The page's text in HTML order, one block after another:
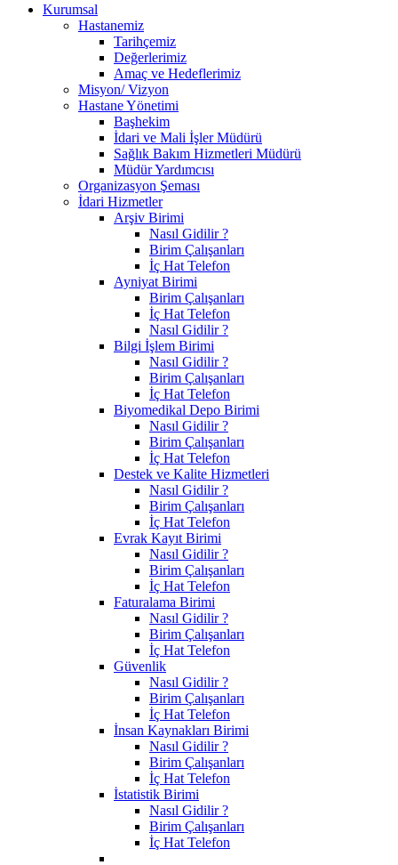
Kurumsal
Hastanemiz
Tarihçemiz
Değerlerimiz
Amaç ve Hedeflerimiz
Misyon/ Vizyon
Hastane Yönetimi
Başhekim
İdari ve Mali İşler Müdürü
Sağlık Bakım Hizmetleri Müdürü
Müdür Yardımcısı
Organizasyon Şeması
İdari Hizmetler
Arşiv Birimi
Nasıl Gidilir ?
Birim Çalışanları
İç Hat Telefon
Ayniyat Birimi
Birim Çalışanları
İç Hat Telefon
Nasıl Gidilir ?
Bilgi İşlem Birimi
Nasıl Gidilir ?
Birim Çalışanları
İç Hat Telefon
Biyomedikal Depo Birimi
Nasıl Gidilir ?
Birim Çalışanları
İç Hat Telefon
Destek ve Kalite Hizmetleri
Nasıl Gidilir ?
Birim Çalışanları
İç Hat Telefon
Evrak Kayıt Birimi
Nasıl Gidilir ?
Birim Çalışanları
İç Hat Telefon
Faturalama Birimi
Nasıl Gidilir ?
Birim Çalışanları
İç Hat Telefon
Güvenlik
Nasıl Gidilir ?
Birim Çalışanları
İç Hat Telefon
İnsan Kaynakları Birimi
Nasıl Gidilir ?
Birim Çalışanları
İç Hat Telefon
İstatistik Birimi
Nasıl Gidilir ?
Birim Çalışanları
İç Hat Telefon